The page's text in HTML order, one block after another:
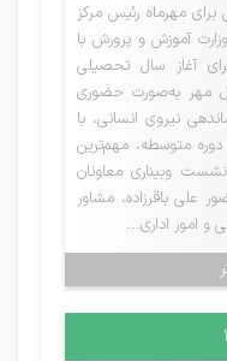
مهرماه رئیس مرکز
آموزش و پرورش با
آغاز سال تحصیلی
اول مهر به‌صورت حضوری
نیروی انسانی، با
متوسطه، مهم‌ترین
وبیناری معاونان
علی باقرزاده، مشاور
و امور اداری...